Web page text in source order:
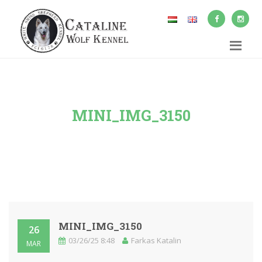
MINI_IMG_3150
26
MAR
MINI_IMG_3150
03/26/25 8:48 Farkas Katalin